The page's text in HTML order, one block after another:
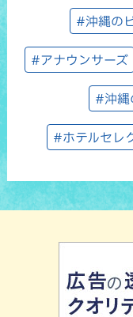
#沖縄の
#アナウンサーズ
#沖縄
#ホテルセレ